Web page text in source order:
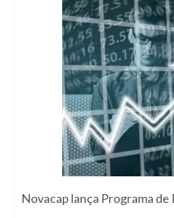
Novacap lança Programa